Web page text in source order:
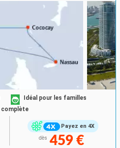
Payez en 4X
Idéal pour les familles
complète
dès 459 €